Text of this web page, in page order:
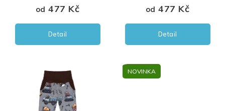
khaki
fialová
128
146
152
od 477 Kč
Detail
od 477 Kč
Detail
NOVINKA